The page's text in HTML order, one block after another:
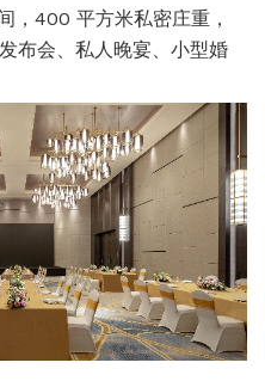
，400 平方米私密庄重，
布会、私人晚宴、小型婚